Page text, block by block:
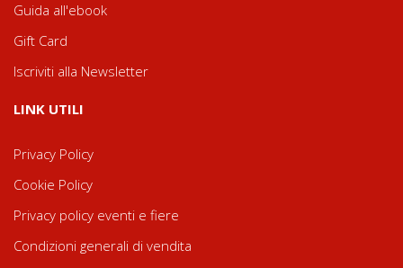
Guida all'ebook
Gift Card
Iscriviti alla Newsletter
LINK UTILI
Privacy Policy
Cookie Policy
Privacy policy eventi e fiere
Condizioni generali di vendita